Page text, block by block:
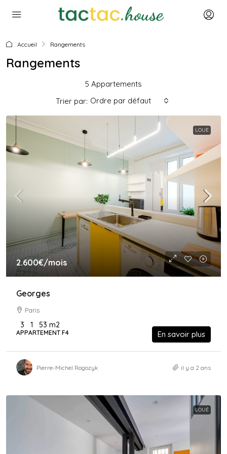
Accueil Rangements
Rangements
5 Appartements
Trier par: Ordre par défaut
LOUÉ
2.600€/mois
Georges
Paris
3 1 53 m2
APPARTEMENT F4 En savoir plus
Pierre-Michel Rogozyk il y a 2 ans
LOUÉ